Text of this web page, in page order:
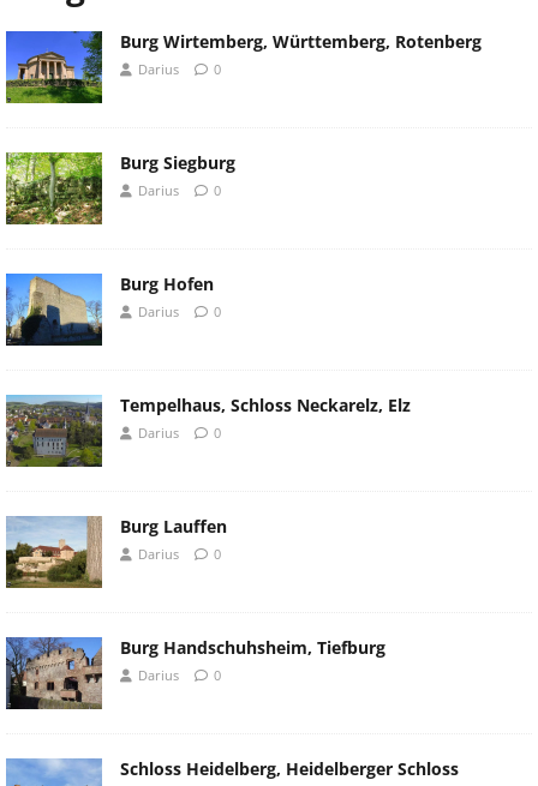
Burg Wirtemberg, Württemberg, Rotenberg
Darius 0
Burg Siegburg
Darius 0
Burg Hofen
Darius 0
Tempelhaus, Schloss Neckarelz, Elz
Darius 0
Burg Lauffen
Darius 0
Burg Handschuhsheim, Tiefburg
Darius 0
Schloss Heidelberg, Heidelberger Schloss